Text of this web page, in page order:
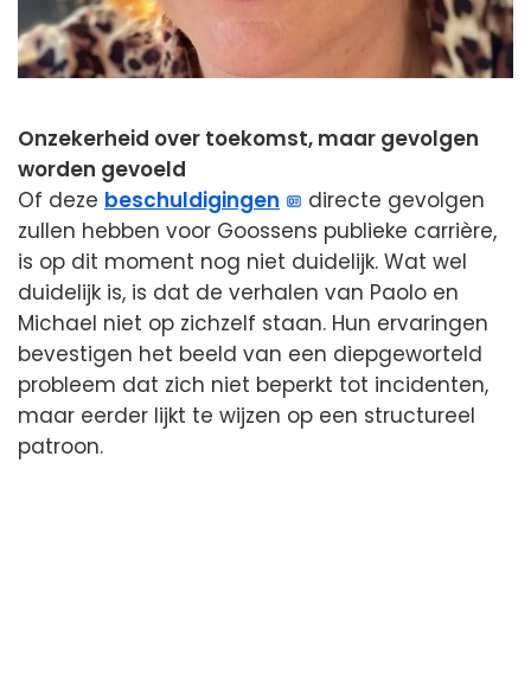
Onzekerheid over toekomst, maar gevolgen
worden gevoeld
Of deze beschuldigingen
directe gevolgen
zullen hebben voor Goossens publieke carrière,
is op dit moment nog niet duidelijk. Wat wel
duidelijk is, is dat de verhalen van Paolo en
Michael niet op zichzelf staan. Hun ervaringen
bevestigen het beeld van een diepgeworteld
probleem dat zich niet beperkt tot incidenten,
maar eerder lijkt te wijzen op een structureel
patroon.